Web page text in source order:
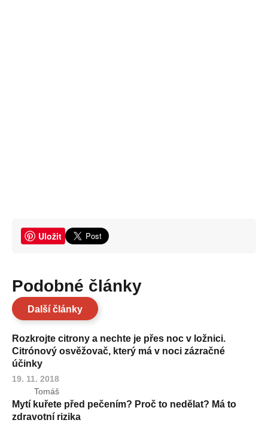
Uložit
Podobné články
Další články
Rozkrojte citrony a nechte je přes noc v ložnici.
Citrónový osvěžovač, který má v noci zázračné
účinky
19. 11. 2018
Tomáš
Mytí kuřete před pečením? Proč to nedělat? Má to
zdravotní rizika